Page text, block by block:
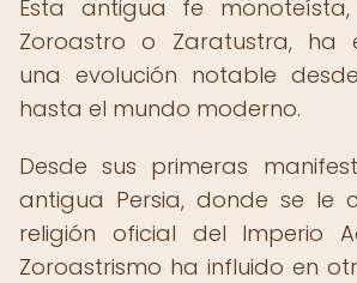
Esta antigua fe
Zoroastro o Zaratustra, ha
una evolución notable
hasta el mundo moderno.
Desde sus primeras
antigua Persia, donde se le
religión oficial del Imperio
Zoroastrismo ha influido en